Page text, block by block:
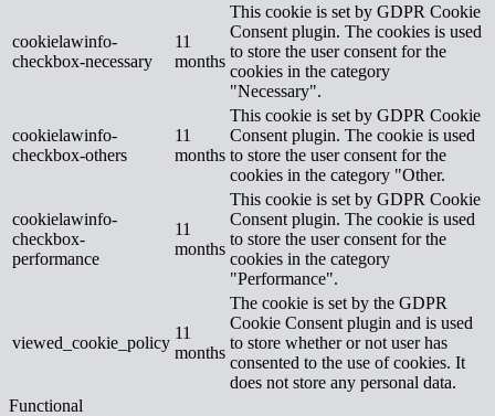
cookielawinfo-
checkbox-necessary
11
months
This cookie is set by GDPR Cookie
Consent plugin. The cookies is used
to store the user consent for the
cookies in the category
"Necessary".
cookielawinfo-
checkbox-others
11
months
This cookie is set by GDPR Cookie
Consent plugin. The cookie is used
to store the user consent for the
cookies in the category "Other.
cookielawinfo-
checkbox-
performance
11
months
This cookie is set by GDPR Cookie
Consent plugin. The cookie is used
to store the user consent for the
cookies in the category
"Performance".
viewed_cookie_policy
11
months
The cookie is set by the GDPR
Cookie Consent plugin and is used
to store whether or not user has
consented to the use of cookies. It
does not store any personal data.
Functional